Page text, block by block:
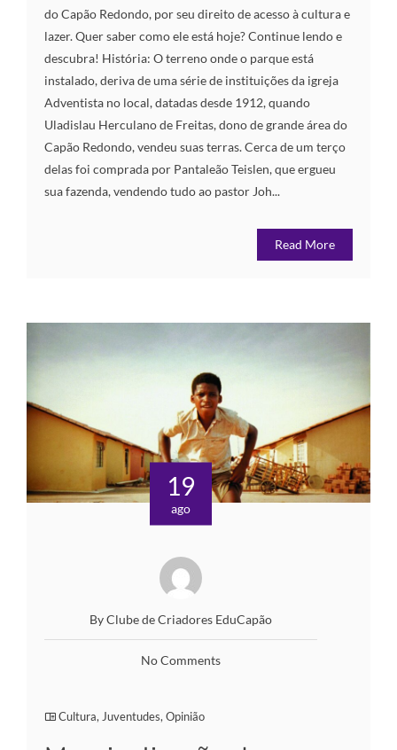
do Capão Redondo, por seu direito de acesso à cultura e
lazer. Quer saber como ele está hoje? Continue lendo e
descubra! História: O terreno onde o parque está
instalado, deriva de uma série de instituições da igreja
Adventista no local, datadas desde 1912, quando
Uladislau Herculano de Freitas, dono de grande área do
Capão Redondo, vendeu suas terras. Cerca de um terço
delas foi comprada por Pantaleão Teislen, que ergueu
sua fazenda, vendendo tudo ao pastor Joh...
Read More
19
ago
By Clube de Criadores EduCapão
No Comments
Cultura, Juventudes, Opinião